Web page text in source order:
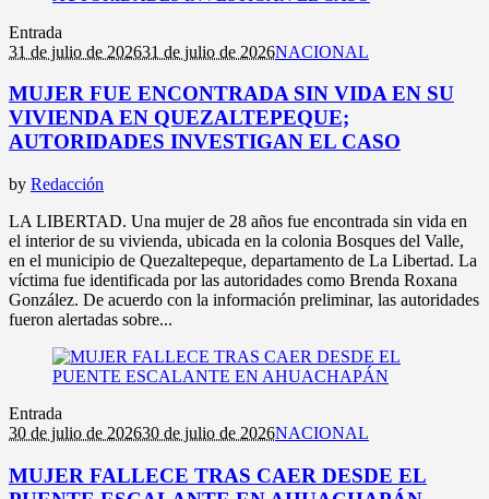
Entrada
31 de julio de 202631 de julio de 2026NACIONAL
MUJER FUE ENCONTRADA SIN VIDA EN SU
VIVIENDA EN QUEZALTEPEQUE;
AUTORIDADES INVESTIGAN EL CASO
by Redacción
LA LIBERTAD. Una mujer de 28 años fue encontrada sin vida en
el interior de su vivienda, ubicada en la colonia Bosques del Valle,
en el municipio de Quezaltepeque, departamento de La Libertad. La
víctima fue identificada por las autoridades como Brenda Roxana
González. De acuerdo con la información preliminar, las autoridades
fueron alertadas sobre...
Entrada
30 de julio de 202630 de julio de 2026NACIONAL
MUJER FALLECE TRAS CAER DESDE EL